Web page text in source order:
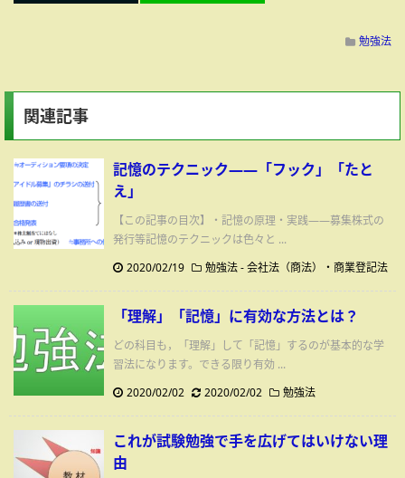
勉強法
関連記事
記憶のテクニック――「フック」「たと
え」
【この記事の目次】・記憶の原理・実践――募集株式の
発行等記憶のテクニックは色々と ...
2020/02/19
勉強法-会社法（商法）・商業登記法
「理解」「記憶」に有効な方法とは？
どの科目も，「理解」して「記憶」するのが基本的な学
習法になります。できる限り有効 ...
2020/02/02
2020/02/02 勉強法
これが試験勉強で手を広げてはいけない理
由